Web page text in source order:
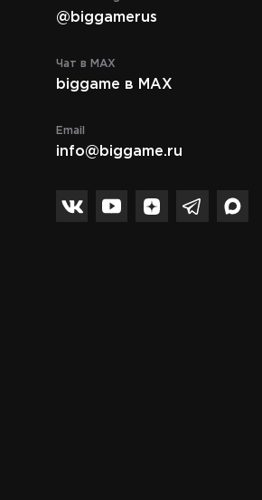
@biggamerus
Чат в MAX
biggame в MAX
Email
info@biggame.ru